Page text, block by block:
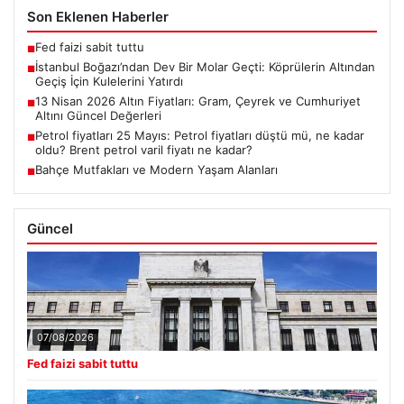
Son Eklenen Haberler
■Fed faizi sabit tuttu
■İstanbul Boğazı’ndan Dev Bir Molar Geçti: Köprülerin Altından
Geçiş İçin Kulelerini Yatırdı
■13 Nisan 2026 Altın Fiyatları: Gram, Çeyrek ve Cumhuriyet
Altını Güncel Değerleri
■Petrol fiyatları 25 Mayıs: Petrol fiyatları düştü mü, ne kadar
oldu? Brent petrol varil fiyatı ne kadar?
■Bahçe Mutfakları ve Modern Yaşam Alanları
Güncel
07/08/2026
Fed faizi sabit tuttu